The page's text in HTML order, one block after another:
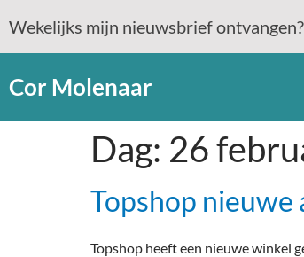
Wekelijks mijn nieuwsbrief ontvangen?
Cor Molenaar
Dag: 26
Topshop
Topshop heeft een nieuwe winkel